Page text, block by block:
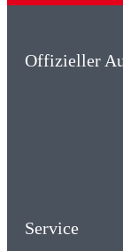
Offizieller
Service